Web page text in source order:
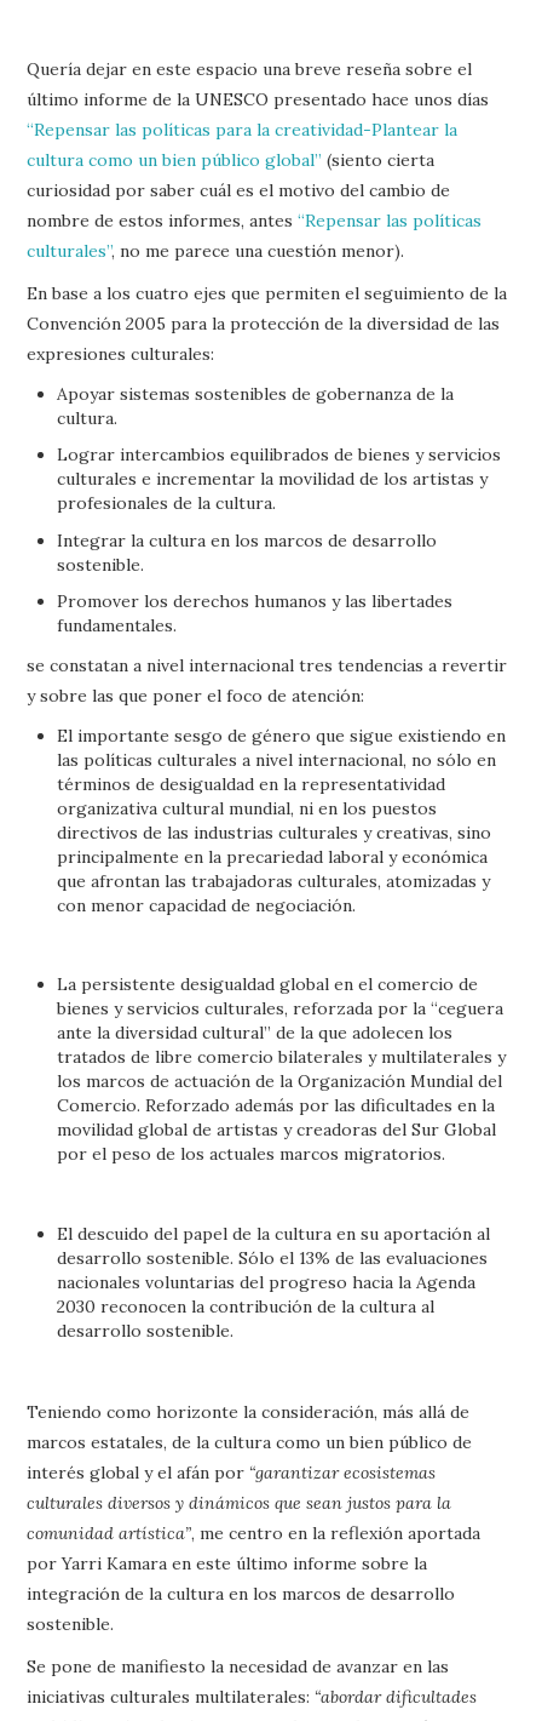
Quería dejar en este espacio una breve reseña sobre el
último informe de la UNESCO presentado hace unos días
“Repensar las políticas para la creatividad-Plantear la
cultura como un bien público global” (siento cierta
curiosidad por saber cuál es el motivo del cambio de
nombre de estos informes, antes“Repensar las políticas
culturales”, no me parece una cuestión menor).
En base a los cuatro ejes que permiten el seguimiento de la
Convención 2005 para la protección de la diversidad de las
expresiones culturales:
Apoyar sistemas sostenibles de gobernanza de la
cultura.
Lograr intercambios equilibrados de bienes y servicios
culturales e incrementar la movilidad de los artistas y
profesionales de la cultura.
Integrar la cultura en los marcos de desarrollo
sostenible.
Promover los derechos humanos y las libertades
fundamentales.
se constatan a nivel internacional tres tendencias a revertir
y sobre las que poner el foco de atención:
El importante sesgo de género que sigue existiendo en
las políticas culturales a nivel internacional, no sólo en
términos de desigualdad en la representatividad
organizativa cultural mundial, ni en los puestos
directivos de las industrias culturales y creativas, sino
principalmente en la precariedad laboral y económica
que afrontan las trabajadoras culturales, atomizadas y
con menor capacidad de negociación.
La persistente desigualdad global en el comercio de
bienes y servicios culturales, reforzada por la “ceguera
ante la diversidad cultural” de la que adolecen los
tratados de libre comercio bilaterales y multilaterales y
los marcos de actuación de la Organización Mundial del
Comercio. Reforzado además por las dificultades en la
movilidad global de artistas y creadoras del Sur Global
por el peso de los actuales marcos migratorios.
El descuido del papel de la cultura en su aportación al
desarrollo sostenible. Sólo el 13% de las evaluaciones
nacionales voluntarias del progreso hacia la Agenda
2030 reconocen la contribución de la cultura al
desarrollo sostenible.
Teniendo como horizonte la consideración, más allá de
marcos estatales, de la cultura como un bien público de
interés global y el afán por “garantizar ecosistemas
culturales diversos y dinámicos que sean justos para la
comunidad artística”, me centro en la reflexión aportada
por Yarri Kamara en este último informe sobre la
integración de la cultura en los marcos de desarrollo
sostenible.
Se pone de manifiesto la necesidad de avanzar en las
iniciativas culturales multilaterales: “abordar dificultades